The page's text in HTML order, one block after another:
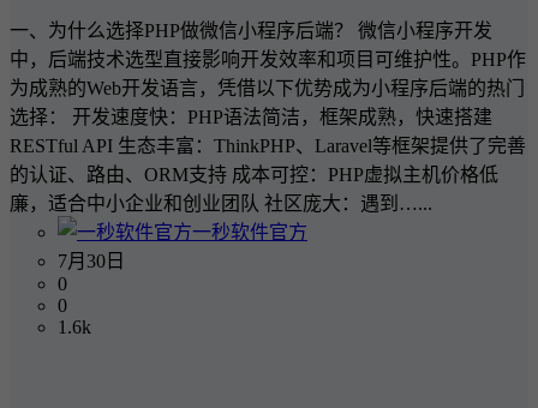
一、为什么选择PHP做微信小程序后端？ 微信小程序开发
中，后端技术选型直接影响开发效率和项目可维护性。PHP作
为成熟的Web开发语言，凭借以下优势成为小程序后端的热门
选择： 开发速度快：PHP语法简洁，框架成熟，快速搭建
RESTful API 生态丰富：ThinkPHP、Laravel等框架提供了完善
的认证、路由、ORM支持 成本可控：PHP虚拟主机价格低
廉，适合中小企业和创业团队 社区庞大：遇到…...
一秒软件官方
7月30日
0
0
1.6k